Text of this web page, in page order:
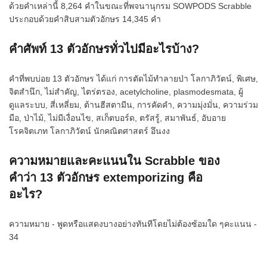
ด้วยคำเหล่านี้ 8,264 คำในขณะที่พจนานุกรม SOWPODS Scrabble
ประกอบด้วยคำสิบสามตัวอักษร 14,345 คำ
คำศัพท์ 13 ตัวอักษรทั่วไปมีอะไรบ้าง?
คำที่พบบ่อย 13 ตัวอักษร ได้แก่ การตัดไม้ทำลายป่า โลกาภิวัตน์, พิเศษ,
จิตสำนึก, ไม่สำคัญ, ไตร่ตรอง, acetylcholine, plasmodesmata, ผู้
ดูแลระบบ, สี่เหลี่ยม, ต้านฮีสตามีน, การคัดคำ, ความมุ่งมั่น, ความร่วม
มือ, ป่าไม้, ไม่มีเงื่อนไข, สเก็ตบอร์ด, ตรัสรู้, สมาพันธ์, อับอาย
โรคจิตเภท โลกาภิวัตน์ นักคณิตศาสตร์ อึนงง
ความหมายและคะแนนใน Scrabble ของ
คำว่า 13 ตัวอักษร extemporizing คือ
อะไร?
ความหมาย - พูดหรือแสดงบางอย่างทันทีโดยไม่ต้องซ้อมใด ๆคะแนน -
34